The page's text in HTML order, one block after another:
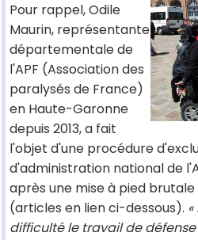
Pour rappel, Odile
Maurin, représentante
départementale de
l'APF (Association des
paralysés de France)
en Haute-Garonne
depuis 2013, a fait
l'objet d'une procédure
d'administration national de
après une mise à pied
(articles en lien ci-dessous).
difficulté le travail de